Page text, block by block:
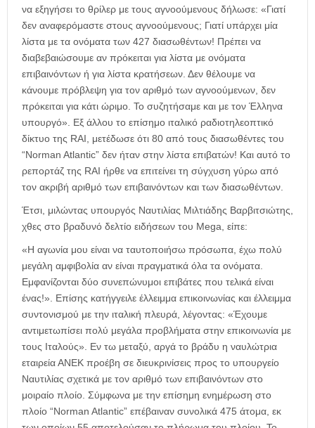
να εξηγήσει το θρίλερ με τους αγνοούμενους δήλωσε: «Γιατί
δεν αναφερόμαστε στους αγνοούμενους; Γιατί υπάρχει μία
λίστα με τα ονόματα των 427 διασωθέντων! Πρέπει να
διαβεβαιώσουμε αν πρόκειται για λίστα με ονόματα
επιβαινόντων ή για λίστα κρατήσεων. Δεν θέλουμε να
κάνουμε πρόβλεψη για τον αριθμό των αγνοούμενων, δεν
πρόκειται για κάτι ώριμο. Το συζητήσαμε και με τον Έλληνα
υπουργό». Εξ άλλου το επίσημο ιταλικό ραδιοτηλεοπτικό
δίκτυο της RAI, μετέδωσε ότι 80 από τους διασωθέντες του
“Norman Atlantic” δεν ήταν στην λίστα επιβατών! Και αυτό το
ρεπορτάζ της RAI ήρθε να επιτείνει τη σύγχυση γύρω από
τον ακριβή αριθμό των επιβαινόντων και των διασωθέντων.
Έτσι, μιλώντας υπουργός Ναυτιλίας Μιλτιάδης Βαρβιτσιώτης,
χθες στο βραδυνό δελτίο ειδήσεων του Mega, είπε:
«Η αγωνία μου είναι να ταυτοποιήσω πρόσωπα, έχω πολύ
μεγάλη αμφιβολία αν είναι πραγματικά όλα τα ονόματα.
Εμφανίζονται δύο συνεπώνυμοι επιβάτες που τελικά είναι
ένας!». Επίσης κατήγγειλε έλλειμμα επικοινωνίας και έλλειμμα
συντονισμού με την ιταλική πλευρά, λέγοντας: «Έχουμε
αντιμετωπίσει πολύ μεγάλα προβλήματα στην επικοινωνία με
τους Ιταλούς». Εν τω μεταξύ, αργά το βράδυ η ναυλώτρια
εταιρεία ΑΝΕΚ προέβη σε διευκρινίσεις προς το υπουργείο
Ναυτιλίας σχετικά με τον αριθμό των επιβαινόντων στο
μοιραίο πλοίο. Σύμφωνα με την επίσημη ενημέρωση στο
πλοίο “Norman Atlantic” επέβαιναν συνολικά 475 άτομα, εκ